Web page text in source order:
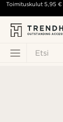
Etsi
Toimituskulut5,95 €